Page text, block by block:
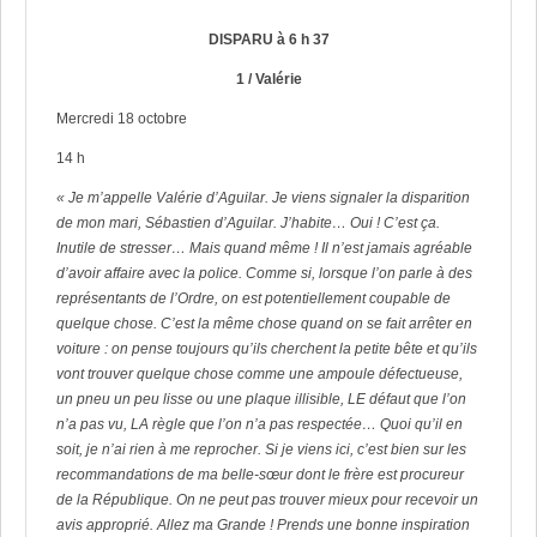
DISPARU à 6 h 37
1 / Valérie
Mercredi 18 octobre
14 h
« Je m’appelle Valérie d’Aguilar. Je viens signaler la disparition
de mon mari, Sébastien d’Aguilar. J’habite… Oui ! C’est ça.
Inutile de stresser… Mais quand même ! Il n’est jamais agréable
d’avoir affaire avec la police. Comme si, lorsque l’on parle à des
représentants de l’Ordre, on est potentiellement coupable de
quelque chose. C’est la même chose quand on se fait arrêter en
voiture : on pense toujours qu’ils cherchent la petite bête et qu’ils
vont trouver quelque chose comme une ampoule défectueuse,
un pneu un peu lisse ou une plaque illisible, LE défaut que l’on
n’a pas vu, LA règle que l’on n’a pas respectée… Quoi qu’il en
soit, je n’ai rien à me reprocher. Si je viens ici, c’est bien sur les
recommandations de ma belle-sœur dont le frère est procureur
de la République. On ne peut pas trouver mieux pour recevoir un
avis approprié. Allez ma Grande ! Prends une bonne inspiration